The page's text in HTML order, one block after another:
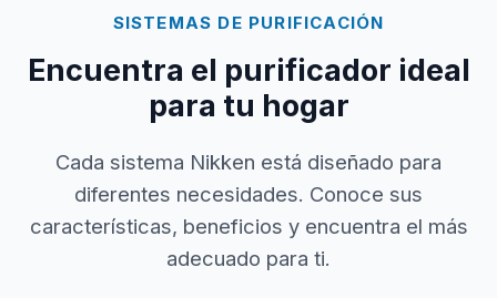
SISTEMAS DE PURIFICACIÓN
Encuentra el purificador ideal
para tu hogar
Cada sistema Nikken está diseñado para
diferentes necesidades. Conoce sus
características, beneficios y encuentra el más
adecuado para ti.